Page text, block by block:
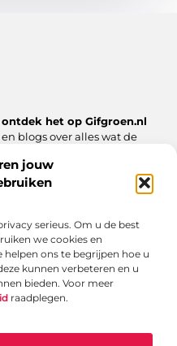
jouw
serieus. Om u de best
we cookies en
ons te begrijpen hoe u
kunnen verbeteren en u
bieden. Voor meer
raadplegen.
het op Gifgroen.nl
blogs over alles wat de